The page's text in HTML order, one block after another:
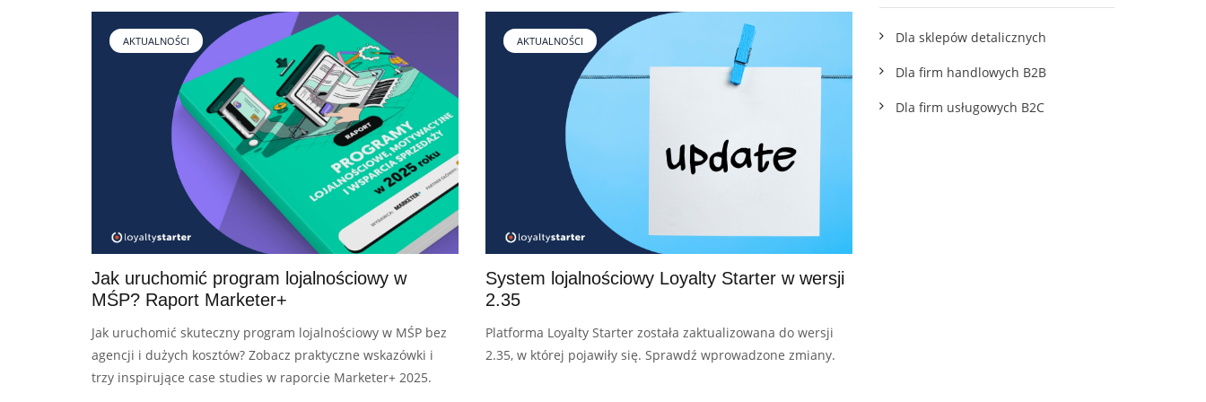
lojalnościowych
lojalnościowego w Loyalty Starter
wskazówkami
Zamów darmową konsultację
AKTUALNOŚCI
Jak uruchomić program lojalnościowy w
MŚP? Raport Marketer+
Jak uruchomić skuteczny program lojalnościowy w MŚP bez
agencji i dużych kosztów? Zobacz praktyczne wskazówki i
trzy inspirujące case studies w raporcie Marketer+ 2025.
AKTUALNOŚCI
System lojalnościowy Loyalty Starter w wersji
2.35
Platforma Loyalty Starter została zaktualizowana do wersji
2.35, w której pojawiły się. Sprawdź wprowadzone zmiany.
Dla sklepów detalicznych
Dla firm handlowych B2B
Dla firm usługowych B2C